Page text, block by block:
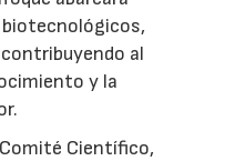
al
y la
Científico,